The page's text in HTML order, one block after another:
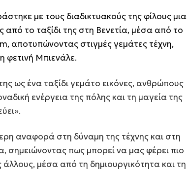
με τους διαδικτυακούς της φίλους μια
το ταξίδι της στη Βενετία, μέσα από το
αποτυπώνοντας στιγμές γεμάτες τέχνη,
φετινή Μπιενάλε.
ως ένα ταξίδι γεμάτο εικόνες, ανθρώπους
ενέργεια της πόλης και τη μαγεία της
αναφορά στη δύναμη της τέχνης και στη
σημειώνοντας πως μπορεί να μας φέρει πιο
μέσα από τη δημιουργικότητα και τη